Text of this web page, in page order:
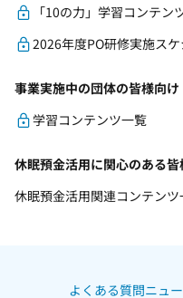
「10の力」学習コンテン
2026年度PO研修実施スケ
事業実施中の団体の皆様向け
学習コンテンツ一覧
休眠預金活用に関心のある皆
休眠預金活用関連コンテンツ
よくある質問ニュ